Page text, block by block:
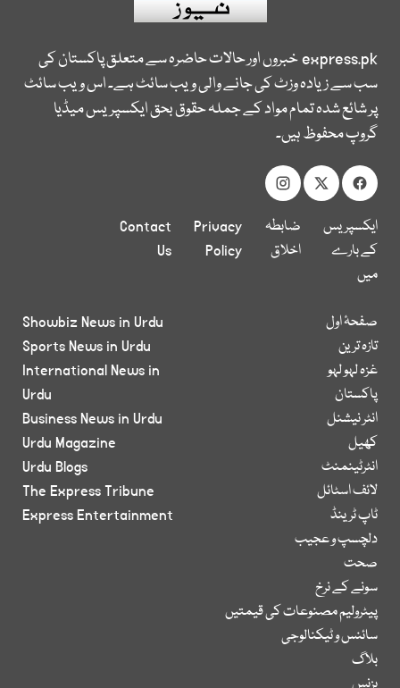
express.pkخبروں اور حالات حاضرہ سے متعلق پاکستان کی
سب سے زیادہ وزٹ کی جانے والی ویب سائٹ ہے۔ اس ویب سائٹ
پر شائع شدہ تمام مواد کے جملہ حقوق بحق ایکسپریس میڈیا
گروپ محفوظ ہیں۔
ایکسپریس
کے بارے
میں
ضابطہ
اخلاق
Privacy
Policy
Contact
Us
صفحۂ اول
تازہ ترین
غزہ لہو لہو
پاکستان
انٹر نیشنل
کھیل
انٹرٹینمنٹ
لائف اسٹائل
ٹاپ ٹرینڈ
دلچسپ و عجیب
صحت
سونے کے نرخ
پیٹرولیم مصنوعات کی قیمتیں
سائنس و ٹیکنالوجی
بلاگ
Showbiz News in Urdu
Sports News in Urdu
International News in
Urdu
Business News in Urdu
Urdu Magazine
Urdu Blogs
The Express Tribune
Express Entertainment